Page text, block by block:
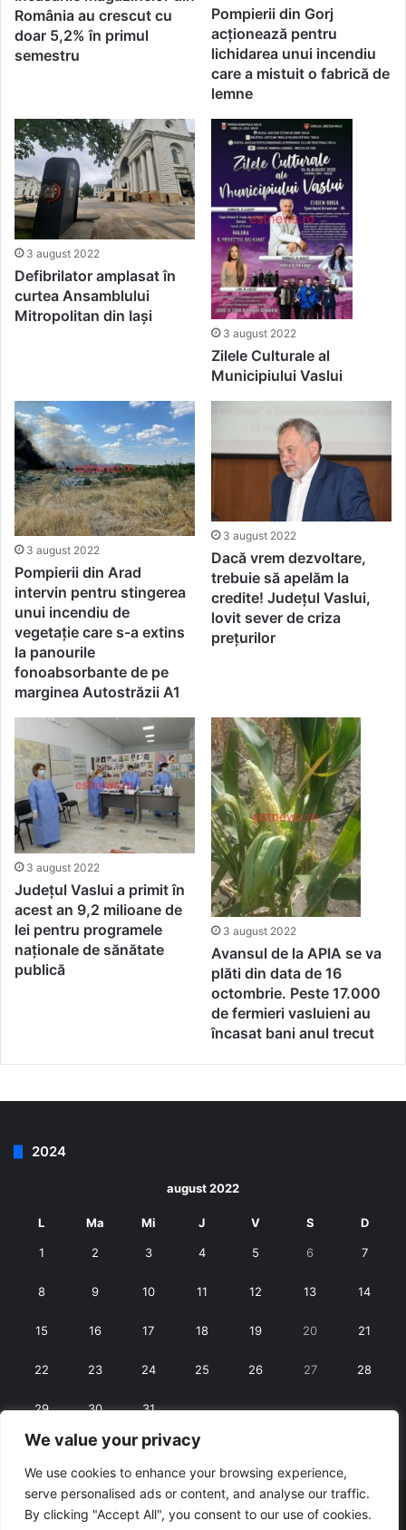
We value your privacy
We use cookies to enhance your browsing experience,
serve personalised ads or content, and analyse our traffic.
By clicking "Accept All", you consent to our use of cookies.
România au crescut cu
doar 5,2% în primul
semestru
Pompierii din Gorj
acționează pentru
lichidarea unui incendiu
care a mistuit o fabrică de
lemne
3 august 2022
Defibrilator amplasat în
curtea Ansamblului
Mitropolitan din Iaşi
3 august 2022
Zilele Culturale al
Municipiului Vaslui
3 august 2022
Pompierii din Arad
intervin pentru stingerea
unui incendiu de
vegetație care s-a extins
la panourile
fonoabsorbante de pe
marginea Autostrăzii A1
3 august 2022
Dacă vrem dezvoltare,
trebuie să apelăm la
credite! Județul Vaslui,
lovit sever de criza
prețurilor
3 august 2022
Județul Vaslui a primit în
acest an 9,2 milioane de
lei pentru programele
naționale de sănătate
publică
3 august 2022
Avansul de la APIA se va
plăti din data de 16
octombrie. Peste 17.000
de fermieri vasluieni au
încasat bani anul trecut
2024
august 2022
L Ma Mi J V S D
1 2 3 4 5 6 7
8 9 10 11 12 13 14
15 16 17 18 19 20 21
22 23 24 25 26 27 28
29 30 31
« iul. sept. »
© Copyright 2026, All Rights Reserved | RexNet